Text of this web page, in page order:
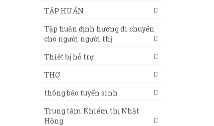
TẬP HUẤN
Tập huấn định hướng di chuyển
cho người người thị
Thiết bị hỗ trợ
THƠ
thông báo tuyển sinh
Trung tâm Khiếm thị Nhật
Hồng